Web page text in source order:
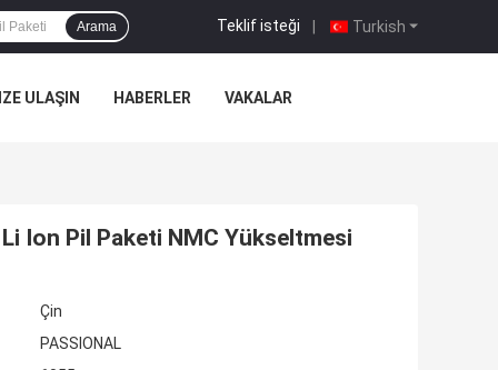
Turkish
Teklif isteği |
Arama
ULAŞIN HABERLER VAKALAR
Ion Pil Paketi NMC Yükseltmesi
Çin
PASSIONAL